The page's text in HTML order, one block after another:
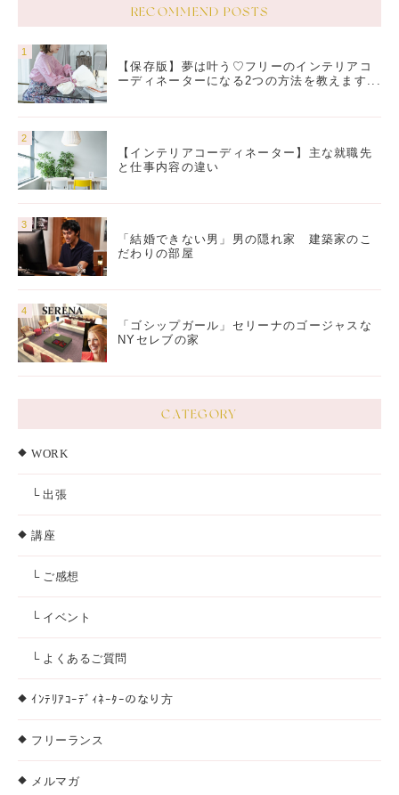
RECOMMEND POSTS
【保存版】夢は叶う♡フリーのインテリアコ
ーディネーターになる2つの方法を教えます...
【インテリアコーディネーター】主な就職先
と仕事内容の違い
「結婚できない男」男の隠れ家 建築家のこ
だわりの部屋
「ゴシップガール」セリーナのゴージャスな
NYセレブの家
CATEGORY
WORK
└ 出張
講座
└ ご感想
└ イベント
└ よくあるご質問
ｲﾝﾃﾘｱｺｰﾃﾞｨﾈｰﾀｰのなり方
フリーランス
メルマガ